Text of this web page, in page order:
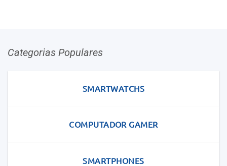
Categorias Populares
SMARTWATCHS
COMPUTADOR GAMER
SMARTPHONES